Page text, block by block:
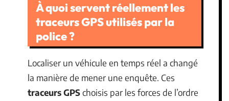
À quoi servent réellement les
traceurs GPS utilisés par la
police ?
Localiser un véhicule en temps réel a changé
la manière de mener une enquête. Ces
traceurs GPSchoisis par les forces de l’ordre